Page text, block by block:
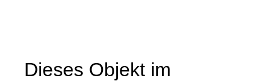
Dieses Objekt im